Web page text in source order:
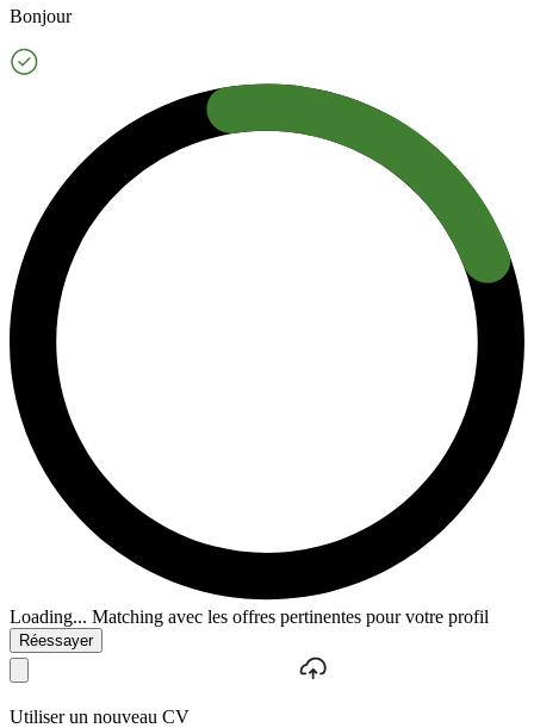
Bonjour
Loading... Matching avec les offres pertinentes pour votre profil
Réessayer
Utiliser un nouveau CV